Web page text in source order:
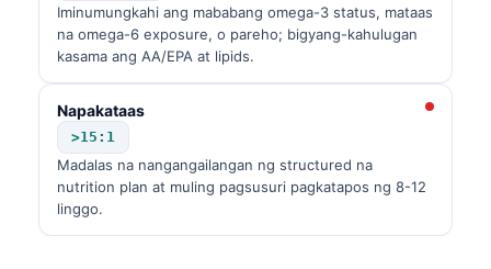
Iminumungkahi ang mababang omega-3 status, mataas
na omega-6 exposure, o pareho; bigyang-kahulugan
kasama ang AA/EPA at lipids.
Napakataas
>15:1
Madalas na nangangailangan ng structured na
nutrition plan at muling pagsusuri pagkatapos ng 8-12
linggo.